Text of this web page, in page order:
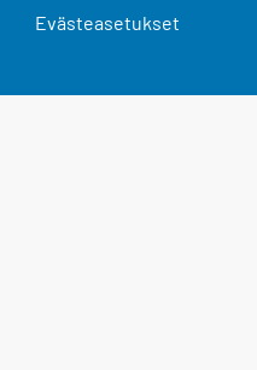
Evästeasetukset